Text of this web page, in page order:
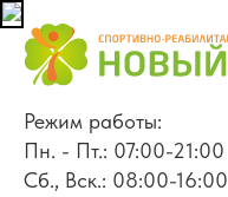
Режим работы:
Пн. - Пт.: 07:00-21:00
Сб., Вск.: 08:00-16:00